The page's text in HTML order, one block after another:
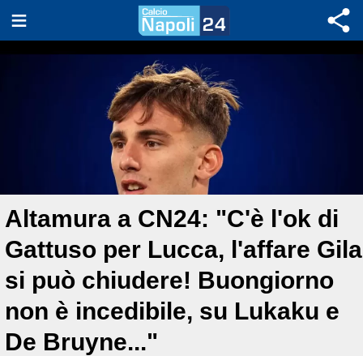
Altamura a CN24: "C'è l'ok di
Gattuso per Lucca, l'affare Gila
si può chiudere! Buongiorno
non è incedibile, su Lukaku e
De Bruyne..."